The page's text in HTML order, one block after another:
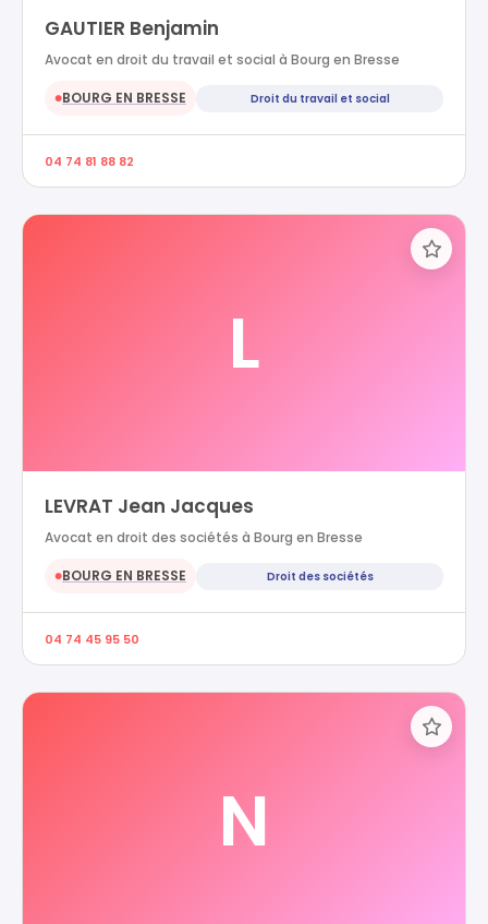
GAUTIER Benjamin
Avocat en droit du travail et social à Bourg en Bresse
●BOURG EN BRESSE Droit du travail et social
04 74 81 88 82
L
LEVRAT Jean Jacques
Avocat en droit des sociétés à Bourg en Bresse
●BOURG EN BRESSE Droit des sociétés
04 74 45 95 50
N